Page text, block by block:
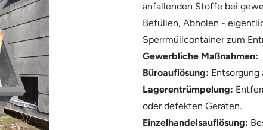
anfallenden Stoffe bei
Befüllen, Abholen -
Sperrmüllcontainer zum
Gewerbliche Maßnahmen:
Büroauflösung:
Lagerentrümpelung:
oder defekten Geräten.
Einzelhandelsauflösung: